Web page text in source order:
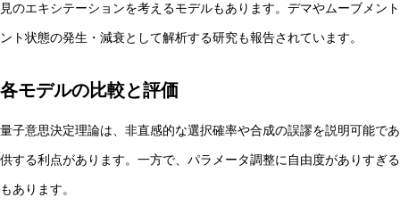
見のエキシテーションを考えるモデルもあります。デマやムーブメン
ント状態の発生・減衰として解析する研究も報告されています。
各モデルの比較と評価
量子意思決定理論は、非直感的な選択確率や合成の誤謬を説明可能で
供する利点があります。一方で、パラメータ調整に自由度がありすぎ
もあります。